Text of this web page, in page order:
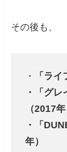
その後も、
・
「ライ
・「グレ
（2017年
・「
年）